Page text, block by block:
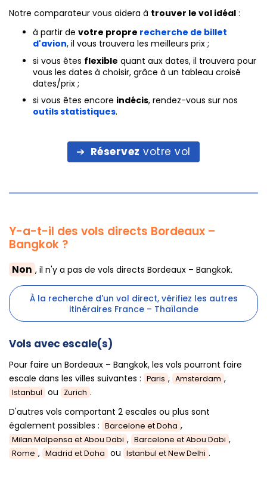
Notre comparateur vous aidera à trouver le vol idéal :
à partir de votre propre recherche de billet
d'avion, il vous trouvera les meilleurs prix ;
si vous êtes flexible quant aux dates, il trouvera pour
vous les dates à choisir, grâce à un tableau croisé
dates/prix ;
si vous êtes encore indécis, rendez-vous sur nos
outils statistiques.
Réservez votre vol
Y-a-t-il des vols directs Bordeaux –
Bangkok ?
Non , il n'y a pas de vols directs Bordeaux – Bangkok.
À la recherche d'un vol direct, vérifiez les autres
itinéraires France – Thaïlande
Vols avec escale(s)
Pour faire un Bordeaux – Bangkok, les vols pourront faire
escale dans les villes suivantes : Paris , Amsterdam ,
Istanbul ou Zurich .
D'autres vols comportant 2 escales ou plus sont
également possibles : Barcelone et Doha ,
Milan Malpensa et Abou Dabi , Barcelone et Abou Dabi ,
Rome , Madrid et Doha ou Istanbul et New Delhi .